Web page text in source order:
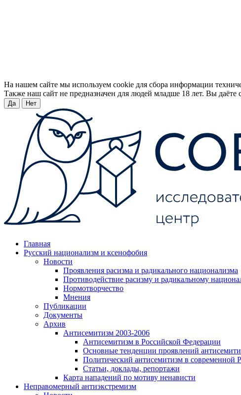
На нашем сайте мы используем cookie для сбора информации
Также наш сайт не предназначен для людей младше 18 лет. Вы даёте
Да Нет
Главная
Русский национализм и ксенофобия
Новости
Проявления расизма и радикального национализма
Противодействие расизму и радикальному
Нормотворчество
Мнения
Публикации
Документы
Архив
Антисемитизм 2003-2006
Антисемитизм в Российской Федерации
Основные тенденции проявлений
Политический антисемитизм в современной
Статьи, доклады, репортажи
Карта нападений по мотиву ненависти
Неправомерный антиэкстремизм